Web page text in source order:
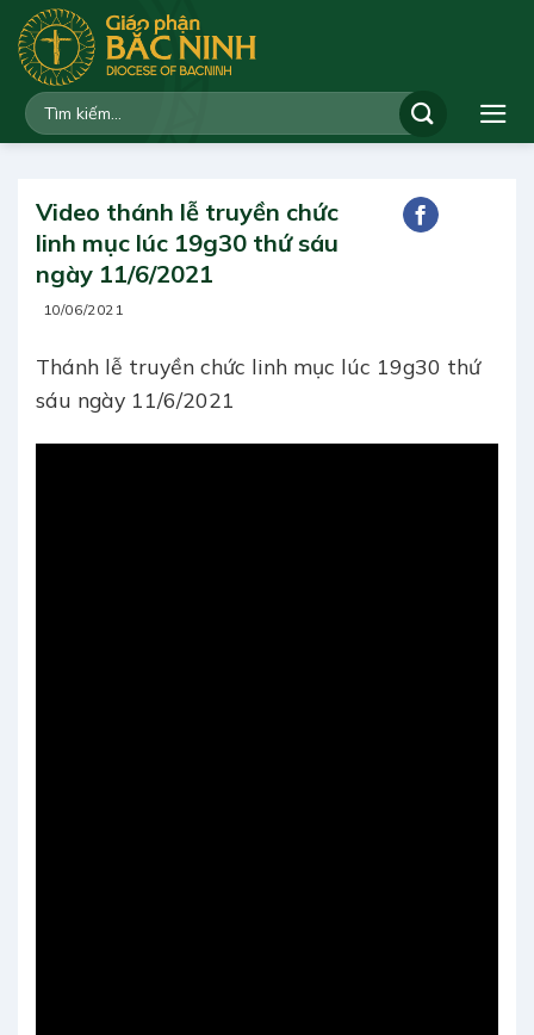
qua
dung
Video thánh lễ truyền chức
linh mục lúc 19g30 thứ sáu
ngày 11/6/2021
10/06/2021
Thánh lễ truyền chức linh mục lúc 19g30 thứ
sáu ngày 11/6/2021